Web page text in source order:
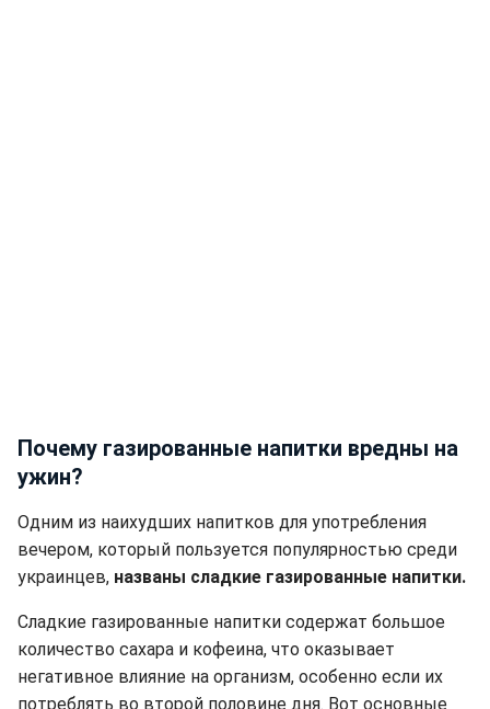
Почему газированные напитки вредны на
ужин?
Одним из наихудших напитков для употребления
вечером, который пользуется популярностью среди
украинцев, названы сладкие газированные напитки.
Сладкие газированные напитки содержат большое
количество сахара и кофеина, что оказывает
негативное влияние на организм, особенно если их
потреблять во второй половине дня. Вот основные